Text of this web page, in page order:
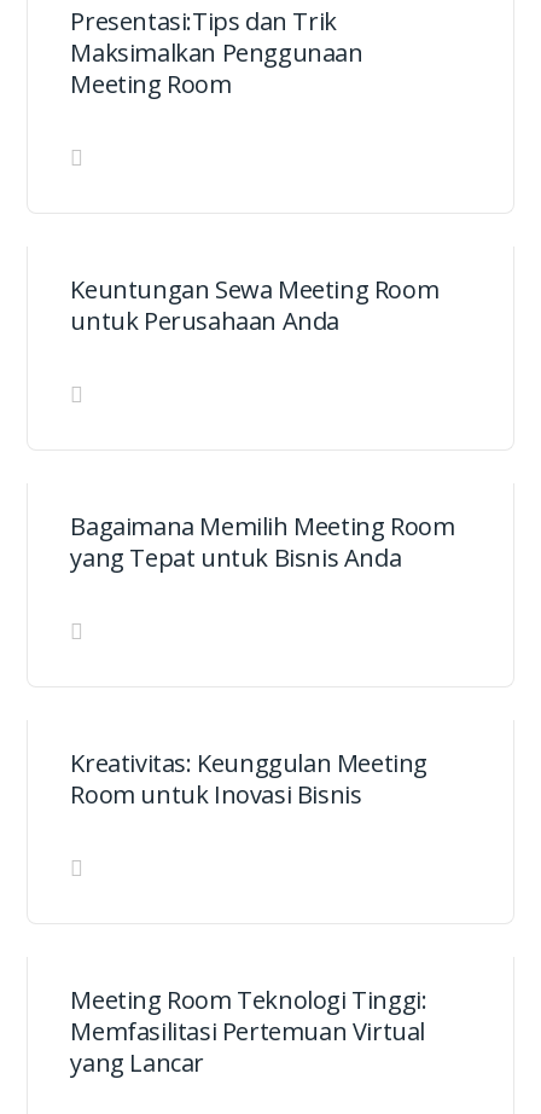
Presentasi:Tips dan Trik
Maksimalkan Penggunaan
Meeting Room
Keuntungan Sewa Meeting Room
untuk Perusahaan Anda
Bagaimana Memilih Meeting Room
yang Tepat untuk Bisnis Anda
Kreativitas: Keunggulan Meeting
Room untuk Inovasi Bisnis
Meeting Room Teknologi Tinggi:
Memfasilitasi Pertemuan Virtual
yang Lancar